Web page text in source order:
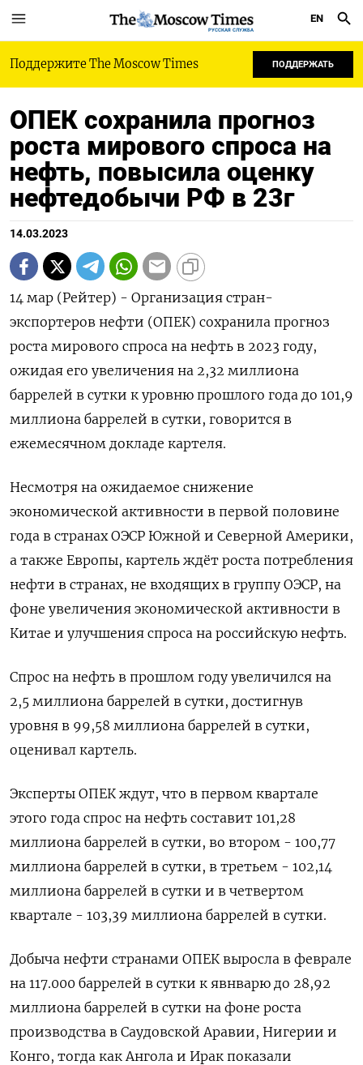
РУССКАЯ СЛУЖБА
EN
Поддержите The Moscow Times ПОДДЕРЖАТЬ
ОПЕК сохранила прогноз
роста мирового спроса на
нефть, повысила оценку
нефтедобычи РФ в 23г
14.03.2023
14 мар (Рейтер) - Организация стран-
экспортеров нефти (ОПЕК) сохранила прогноз
роста мирового спроса на нефть в 2023 году,
ожидая его увеличения на 2,32 миллиона
баррелей в сутки к уровню прошлого года до 101,9
миллиона баррелей в сутки, говорится в
ежемесячном докладе картеля.
Несмотря на ожидаемое снижение
экономической активности в первой половине
года в странах ОЭСР Южной и Северной Америки,
а также Европы, картель ждёт роста потребления
нефти в странах, не входящих в группу ОЭСР, на
фоне увеличения экономической активности в
Китае и улучшения спроса на российскую нефть.
Спрос на нефть в прошлом году увеличился на
2,5 миллиона баррелей в сутки, достигнув
уровня в 99,58 миллиона баррелей в сутки,
оценивал картель.
Эксперты ОПЕК ждут, что в первом квартале
этого года спрос на нефть составит 101,28
миллиона баррелей в сутки, во втором - 100,77
миллиона баррелей в сутки, в третьем - 102,14
миллиона баррелей в сутки и в четвертом
квартале - 103,39 миллиона баррелей в сутки.
Добыча нефти странами ОПЕК выросла в феврале
на 117.000 баррелей в сутки к явнварю до 28,92
миллиона баррелей в сутки на фоне роста
производства в Саудовской Аравии, Нигерии и
Конго, тогда как Ангола и Ирак показали